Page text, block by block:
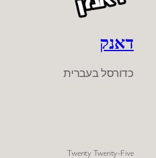
דאנק
כדורסל בעברית
Twenty Twenty-Five